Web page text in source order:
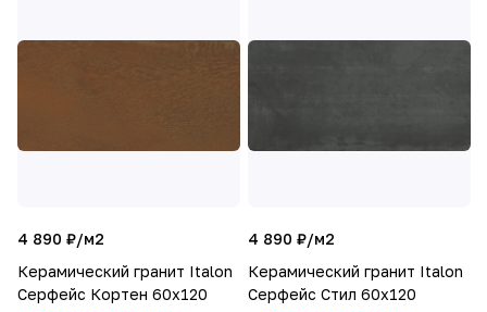
4 890 ₽/м2
Керамический гранит Italon
Серфейс Кортен 60x120
4 890 ₽/м2
Керамический гранит Italon
Серфейс Стил 60x120